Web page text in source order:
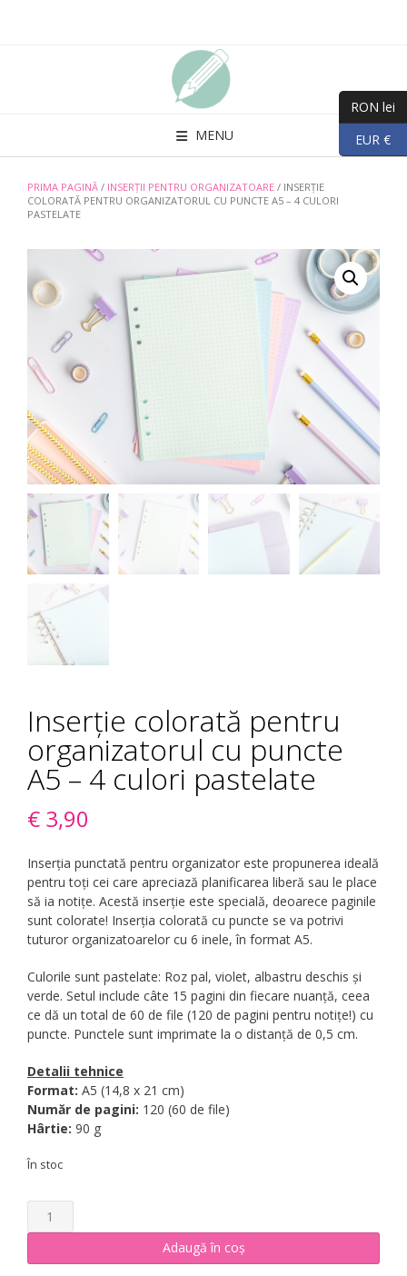
MENU
PRIMA PAGINĂ / INSERȚII PENTRU ORGANIZATOARE / INSERȚIE
COLORATĂ PENTRU ORGANIZATORUL CU PUNCTE A5 – 4 CULORI
PASTELATE
Inserție colorată pentru
organizatorul cu puncte
A5 – 4 culori pastelate
€ 3,90
Inserția punctată pentru organizator este propunerea ideală
pentru toți cei care apreciază planificarea liberă sau le place
să ia notițe. Acestă inserție este specială, deoarece paginile
sunt colorate! Inserția colorată cu puncte se va potrivi
tuturor organizatoarelor cu 6 inele, în format A5.
Culorile sunt pastelate: Roz pal, violet, albastru deschis și
verde. Setul include câte 15 pagini din fiecare nuanță, ceea
ce dă un total de 60 de file (120 de pagini pentru notițe!) cu
puncte. Punctele sunt imprimate la o distanță de 0,5 cm.
Detalii tehnice
Format: A5 (14,8 x 21 cm)
Număr de pagini: 120 (60 de file)
Hârtie: 90 g
În stoc
Cantitate
Inserție
pentru
Adaugă în coș
RON lei
EUR €